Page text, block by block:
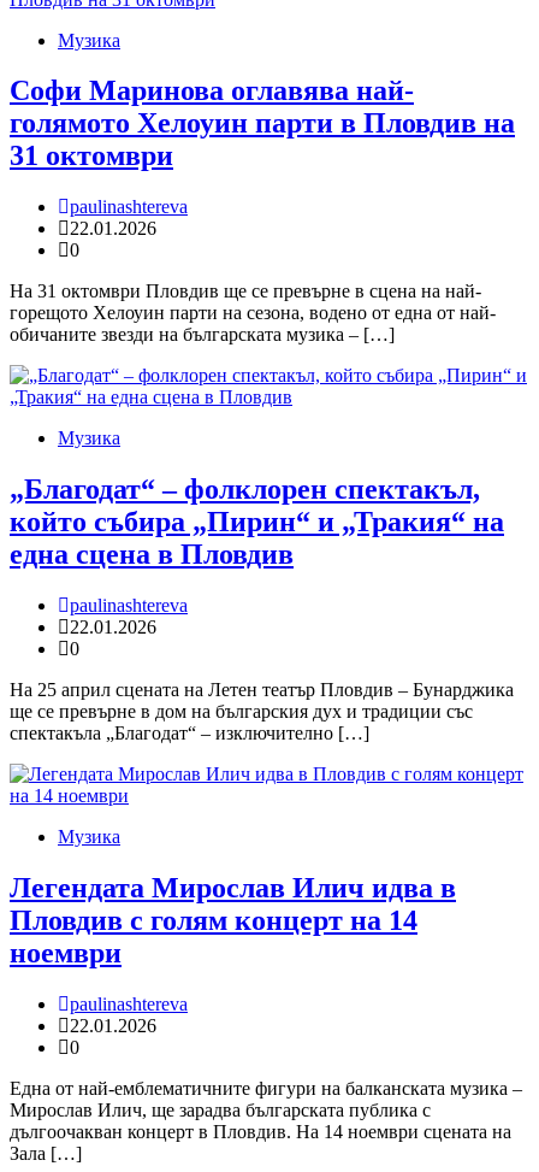
Музика
Софи Маринова оглавява най-
голямото Хелоуин парти в Пловдив на
31 октомври
paulinashtereva
22.01.2026
0
На 31 октомври Пловдив ще се превърне в сцена на най-
горещото Хелоуин парти на сезона, водено от една от най-
обичаните звезди на българската музика – […]
Музика
„Благодат“ – фолклорен спектакъл,
който събира „Пирин“ и „Тракия“ на
една сцена в Пловдив
paulinashtereva
22.01.2026
0
На 25 април сцената на Летен театър Пловдив – Бунарджика
ще се превърне в дом на българския дух и традиции със
спектакъла „Благодат“ – изключително […]
Музика
Легендата Мирослав Илич идва в
Пловдив с голям концерт на 14
ноември
paulinashtereva
22.01.2026
0
Една от най-емблематичните фигури на балканската музика –
Мирослав Илич, ще зарадва българската публика с
дългоочакван концерт в Пловдив. На 14 ноември сцената на
Зала […]